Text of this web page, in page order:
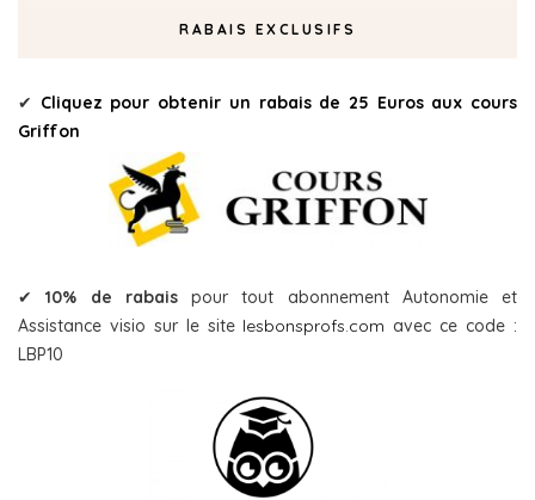
RABAIS EXCLUSIFS
✔ Cliquez pour obtenir un rabais de 25 Euros aux cours
Griffon
✔10% de rabaispour tout abonnement Autonomie et
Assistance visio sur le site lesbonsprofs.com avec ce code :
LBP10